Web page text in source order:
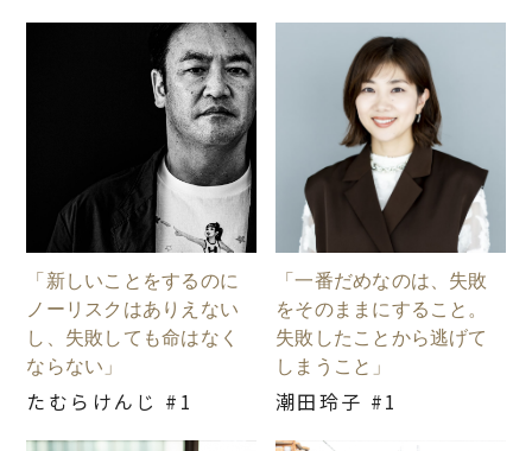
「新しいことをするのに
ノーリスクはありえない
し、失敗しても命はなく
ならない」
たむらけんじ #1
「一番だめなのは、失敗
をそのままにすること。
失敗したことから逃げて
しまうこと」
潮田玲子 #1